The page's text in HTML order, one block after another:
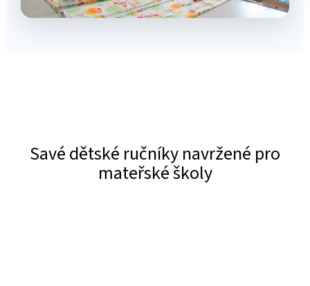
Savé dětské ručníky navržené pro
mateřské školy